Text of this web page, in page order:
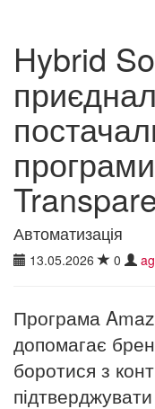
Hybrid
Автоматизація
13.05.2026 0
Програма
допомагає
боротися з